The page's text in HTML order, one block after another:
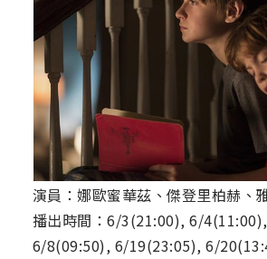
演員：娜歐蜜華茲、傑登里柏赫、
播出時間：6/3(21:00), 6/
6/8(09:50), 6/19(23:05), 6/